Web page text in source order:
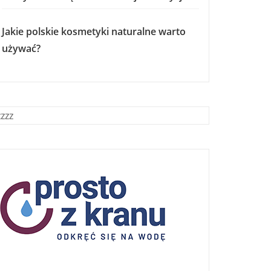
Jakie polskie kosmetyki naturalne warto
używać?